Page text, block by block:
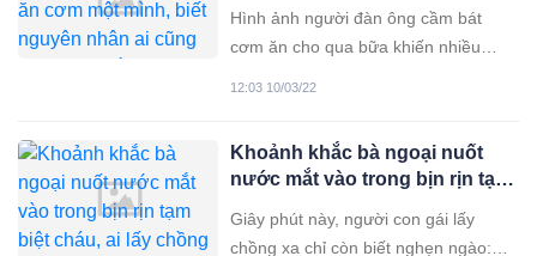
con gái
nước mắt
Hình ảnh người đàn ông cầm bát
cơm ăn cho qua bữa khiến nhiều
của ba mẹ. Thường ngày, ba là người
ít nói, ít biểu lộ cảm xúc, nhưng khi
con có chuyện,
12:03 10/03/22
Khoảnh khắc bà ngoại nuốt
nước mắt vào trong bịn rịn tạm
sợ cảnh này
Giây phút này, người con gái lấy
chồng xa chỉ còn biết nghẹn ngào: